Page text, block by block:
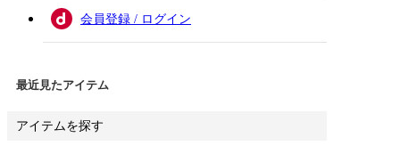
会員登録 / ログイン
最近見たアイテム
アイテムを探す